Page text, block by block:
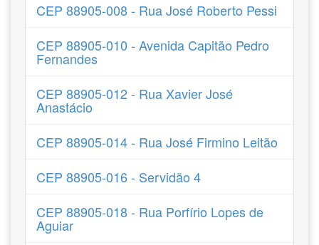
CEP 88905-008 - Rua José Roberto Pessi
CEP 88905-010 - Avenida Capitão Pedro
Fernandes
CEP 88905-012 - Rua Xavier José
Anastácio
CEP 88905-014 - Rua José Firmino Leitão
CEP 88905-016 - Servidão 4
CEP 88905-018 - Rua Porfírio Lopes de
Aguiar